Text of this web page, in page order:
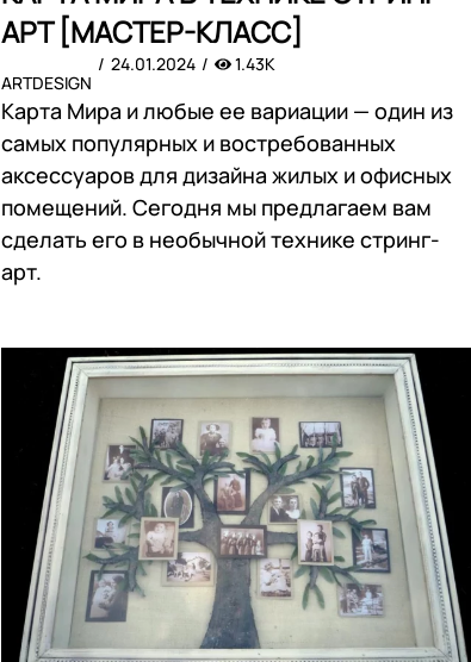
АРТ [МАСТЕР-КЛАСС]
ARTDESIGN
24.01.2024 1.43K
Карта Мира и любые ее вариации — один из
самых популярных и востребованных
аксессуаров для дизайна жилых и офисных
помещений. Сегодня мы предлагаем вам
сделать его в необычной технике стринг-
арт.